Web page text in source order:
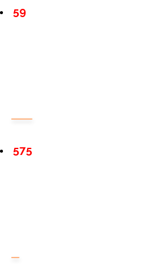
59
575